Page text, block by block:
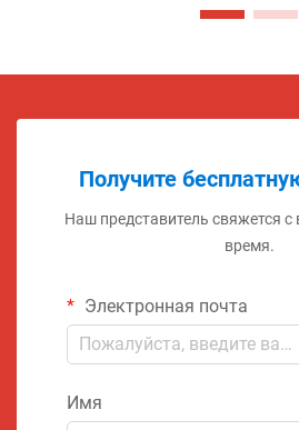
Получите
Наш представитель свяжется
время.
Электронная почта
Имя